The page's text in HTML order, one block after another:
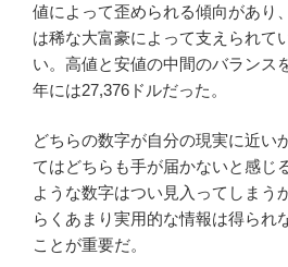
値によって歪められる傾向があり
は稀な大富豪によって支えられて
い。高値と安値の中間のバランス
年には27,376ドルだった。
どちらの数字が自分の現実に近い
てはどちらも手が届かないと感じ
ような数字はつい見入ってしまう
らくあまり実用的な情報は得られ
ことが重要だ。